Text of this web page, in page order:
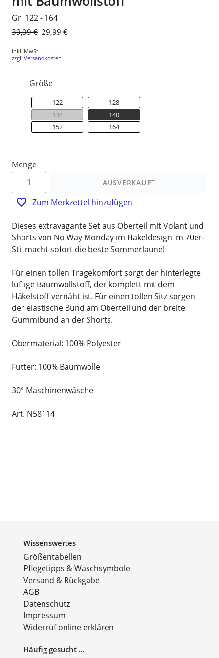
Gr. 122 - 164
Normaler
39,99 € Sonderpreis
29,99 €
inkl. MwSt.
zzgl. Versandkosten
Größe
122
128
134
140
152
164
Menge
AUSVERKAUFT
Zum Merkzettel hinzufügen
Dieses extravagante Set aus Oberteil mit Volant und
Shorts von No Way Monday im Häkeldesign im 70er-
Stil macht sofort die beste Sommerlaune!
Für einen tollen Tragekomfort sorgt der hinterlegte
luftige Baumwollstoff, der komplett mit dem
Häkelstoff vernäht ist. Für einen tollen Sitz sorgen
der elastische Bund am Oberteil und der breite
Gummibund an der Shorts.
Obermaterial: 100% Polyester
Futter: 100% Baumwolle
30° Maschinenwäsche
Art. N58114
Wissenswertes
Größentabellen
Pflegetipps & Waschsymbole
Versand & Rückgabe
AGB
Datenschutz
Impressum
Widerruf online erklären
Häufig gesucht ...